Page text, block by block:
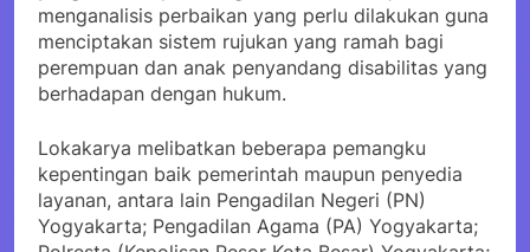
menganalisis perbaikan yang perlu dilakukan guna
menciptakan sistem rujukan yang ramah bagi
perempuan dan anak penyandang disabilitas yang
berhadapan dengan hukum.
Lokakarya melibatkan beberapa pemangku
kepentingan baik pemerintah maupun penyedia
layanan, antara lain Pengadilan Negeri (PN)
Yogyakarta; Pengadilan Agama (PA) Yogyakarta;